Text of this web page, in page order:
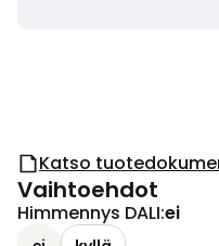
Katso
Vaihtoehdot
Himmennys DALI:ei